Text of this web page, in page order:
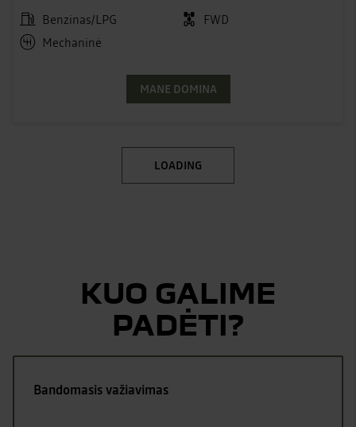
Benzinas/LPG
FWD
Mechaninė
MANE DOMINA
LOADING
KUO GALIME
PADĖTI?
Bandomasis važiavimas